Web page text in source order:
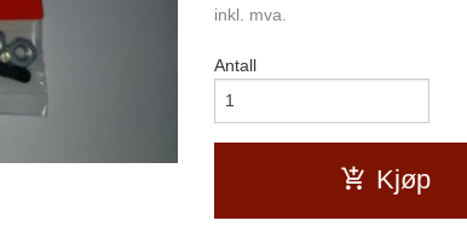
inkl. mva.
Antall
Kjøp